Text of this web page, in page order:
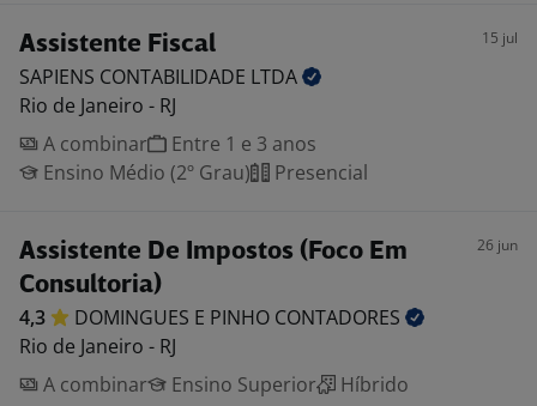
Assistente Fiscal 15 jul
SAPIENS CONTABILIDADE LTDA
Rio de Janeiro - RJ
A combinar
Entre 1 e 3 anos
Ensino Médio (2º Grau)
Presencial
Assistente De Impostos (Foco Em
Consultoria)
26 jun
4,3 DOMINGUES E PINHO CONTADORES
Rio de Janeiro - RJ
A combinar
Ensino Superior Híbrido